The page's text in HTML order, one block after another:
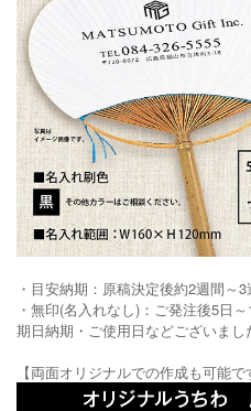
・目安納期：原稿決定後約2週間～3
・無印(名入れなし)：ご発注後5日
期日納期・ご使用日などございまし
【両面オリジナルでの作成も可能で